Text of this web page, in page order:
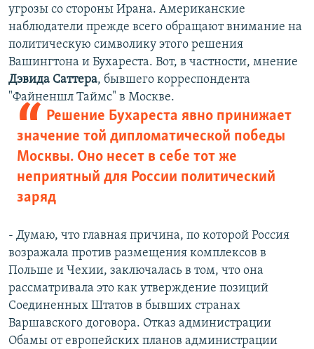
угрозы со стороны Ирана. Американские
наблюдатели прежде всего обращают внимание на
политическую символику этого решения
Вашингтона и Бухареста. Вот, в частности, мнение
Дэвида Саттера, бывшего корреспондента
"Файненшл Таймс" в Москве.
Решение Бухареста явно принижает
значение той дипломатической победы
Москвы. Оно несет в себе тот же
неприятный для России политический
заряд
- Думаю, что главная причина, по которой Россия
возражала против размещения комплексов в
Польше и Чехии, заключалась в том, что она
рассматривала это как утверждение позиций
Соединенных Штатов в бывших странах
Варшавского договора. Отказ администрации
Обамы от европейских планов администрации